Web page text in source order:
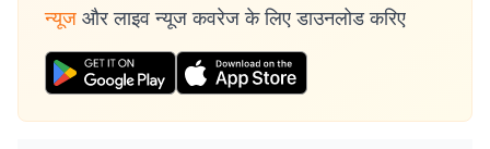
न्यूज और लाइव न्यूज कवरेज के लिए डाउनलोड करिए